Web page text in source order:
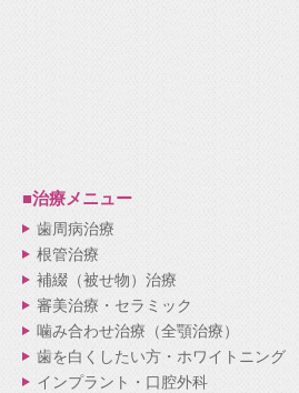
■治療メニュー
歯周病治療
根管治療
補綴（被せ物）治療
審美治療・セラミック
噛み合わせ治療（全顎治療）
歯を白くしたい方・ホワイトニング
インプラント・口腔外科